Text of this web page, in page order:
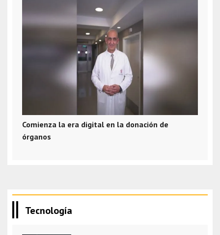
Comienza la era digital en la donación de
órganos
Tecnología